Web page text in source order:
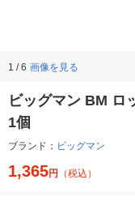
1 / 6 画像を見る
ビッグマン BM ロ
1個
ブランド： ビッグマン
1,365円 （税込）